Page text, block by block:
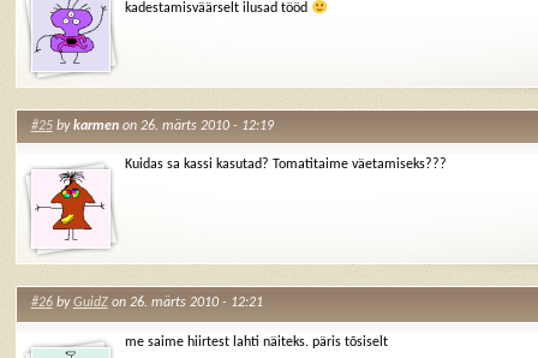
kadestamisväärselt ilusad tööd
#25bykarmenon 26. märts 2010 - 12:19
Kuidas sa kassi kasutad? Tomatitaime väetamiseks???
#26byGuidZon 26. märts 2010 - 12:21
me saime hiirtest lahti näiteks. päris tõsiselt